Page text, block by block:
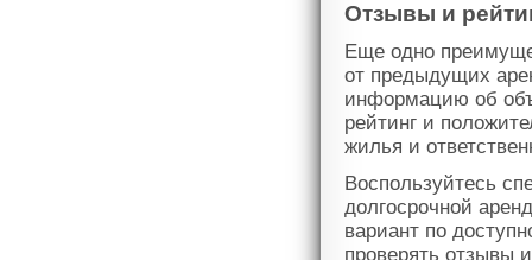
Отзывы и
Еще одно
от предыдущих
информацию об
рейтинг и
жилья и
Воспользуйтесь
долгосрочной
вариант по
проверять отзывы